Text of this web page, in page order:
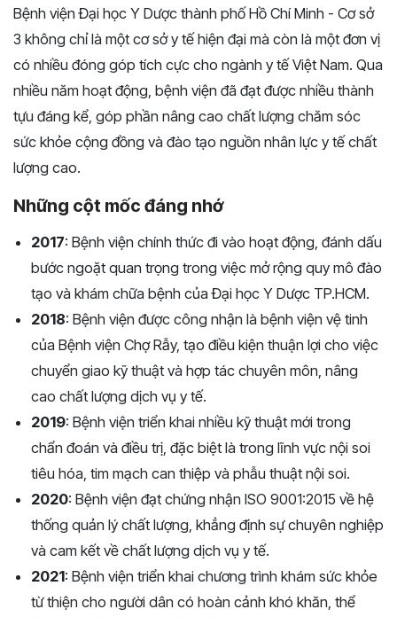
Bệnh viện Đại học Y Dược thành phố Hồ Chí Minh - Cơ sở
3 không chỉ là một cơ sở y tế hiện đại mà còn là một đơn vị
có nhiều đóng góp tích cực cho ngành y tế Việt Nam. Qua
nhiều năm hoạt động, bệnh viện đã đạt được nhiều thành
tựu đáng kể, góp phần nâng cao chất lượng chăm sóc
sức khỏe cộng đồng và đào tạo nguồn nhân lực y tế chất
lượng cao.
Những cột mốc đáng nhớ
2017: Bệnh viện chính thức đi vào hoạt động, đánh dấu
bước ngoặt quan trọng trong việc mở rộng quy mô đào
tạo và khám chữa bệnh của Đại học Y Dược TP.HCM.
2018: Bệnh viện được công nhận là bệnh viện vệ tinh
của Bệnh viện Chợ Rẫy, tạo điều kiện thuận lợi cho việc
chuyển giao kỹ thuật và hợp tác chuyên môn, nâng
cao chất lượng dịch vụ y tế.
2019: Bệnh viện triển khai nhiều kỹ thuật mới trong
chẩn đoán và điều trị, đặc biệt là trong lĩnh vực nội soi
tiêu hóa, tim mạch can thiệp và phẫu thuật nội soi.
2020: Bệnh viện đạt chứng nhận ISO 9001:2015 về hệ
thống quản lý chất lượng, khẳng định sự chuyên nghiệp
và cam kết về chất lượng dịch vụ y tế.
2021: Bệnh viện triển khai chương trình khám sức khỏe
từ thiện cho người dân có hoàn cảnh khó khăn, thể